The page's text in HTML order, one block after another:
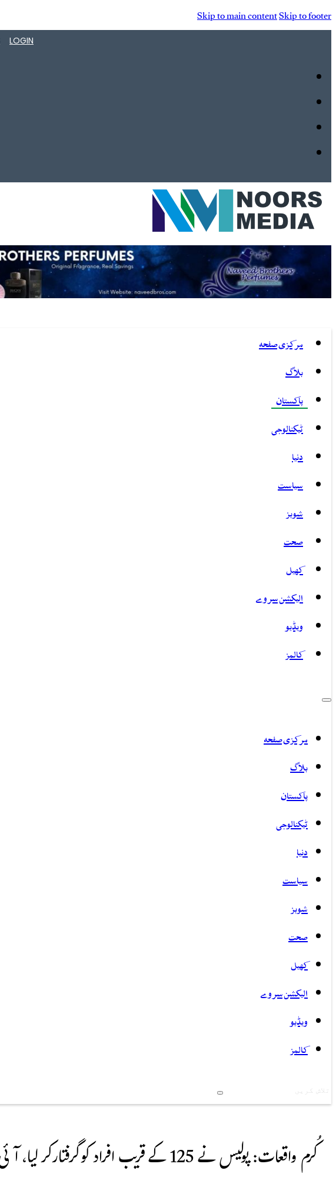
Skip to main contentSkip to footer
LOGIN
مرکزی صفحہ
بلاگ
پاکستان
ٹیکنالوجی
دنیا
سیاست
شوبز
صحت
کھیل
الیکشن سروے
ویڈیو
کالمز
مرکزی صفحہ
بلاگ
پاکستان
ٹیکنالوجی
دنیا
سیاست
شوبز
صحت
کھیل
الیکشن سروے
ویڈیو
کالمز
Search
کُرم واقعات: پولیس نے 125 کے قریب افراد کو گرفتار کر لیا، آئی جی خیبر پختونخوا